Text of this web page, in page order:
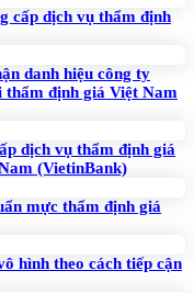
cấp dịch vụ thẩm định
danh hiệu công ty
thẩm định giá Việt Nam
dịch vụ thẩm định giá
(VietinBank)
mực thẩm định giá
hình theo cách tiếp cận